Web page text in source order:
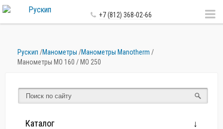
+7 (812) 368-02-66
Рускип /Манометры /Манометры Manotherm /
Манометры МО 160 / МО 250
Каталог